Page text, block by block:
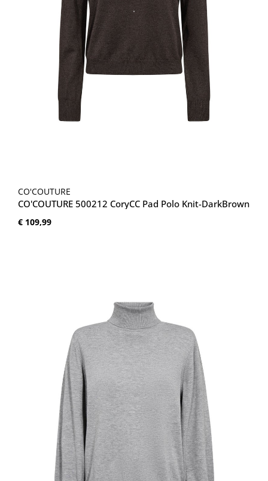
CO'COUTURE
CO'COUTURE 500212 CoryCC Pad Polo Knit-DarkBrown
Normale prijs:
€ 109,99